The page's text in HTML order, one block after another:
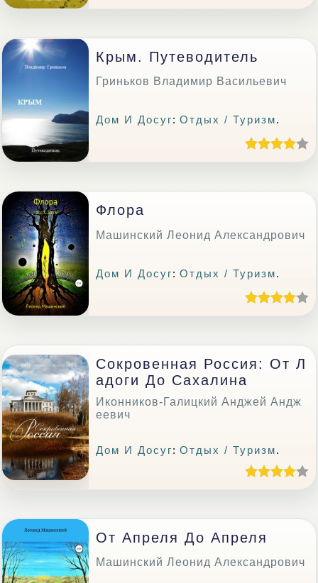
Крым. Путеводитель
Гриньков Владимир Васильевич
Дом И Досуг:Отдых / Туризм.
Флора
Машинский Леонид Александрович
Дом И Досуг:Отдых / Туризм.
Сокровенная Россия: От Л
Адоги До Сахалина
Иконников-Галицкий Анджей Андж
еевич
Дом И Досуг:Отдых / Туризм.
От Апреля До Апреля
Машинский Леонид Александрович